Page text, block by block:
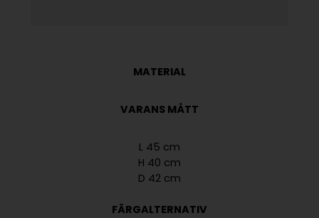
MATERIAL
VARANS MÅTT
L 45 cm
H 40 cm
D 42 cm
FÄRGALTERNATIV